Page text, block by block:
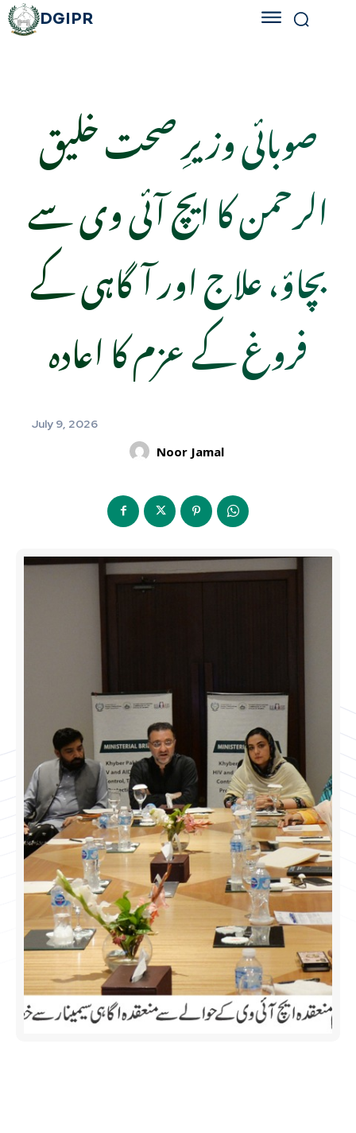
DGIPR
صوبائی وزیرِ صحت خلیق
الرحمن کا ایچ آئی وی سے
بچاؤ، علاج اور آگاہی کے
فروغ کے عزم کا اعادہ
July 9, 2026
Noor Jamal